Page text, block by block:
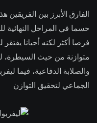
الفارق الأبرز بين الفريقين
حسما في المراحل النهائية
فرصا أكثر لكنه أحيانا
متوازنة من حيث السيطرة،
والصلابة الدفاعية، فيما
الجماعي لتحقيق التوازن